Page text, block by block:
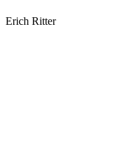
Erich Ritter